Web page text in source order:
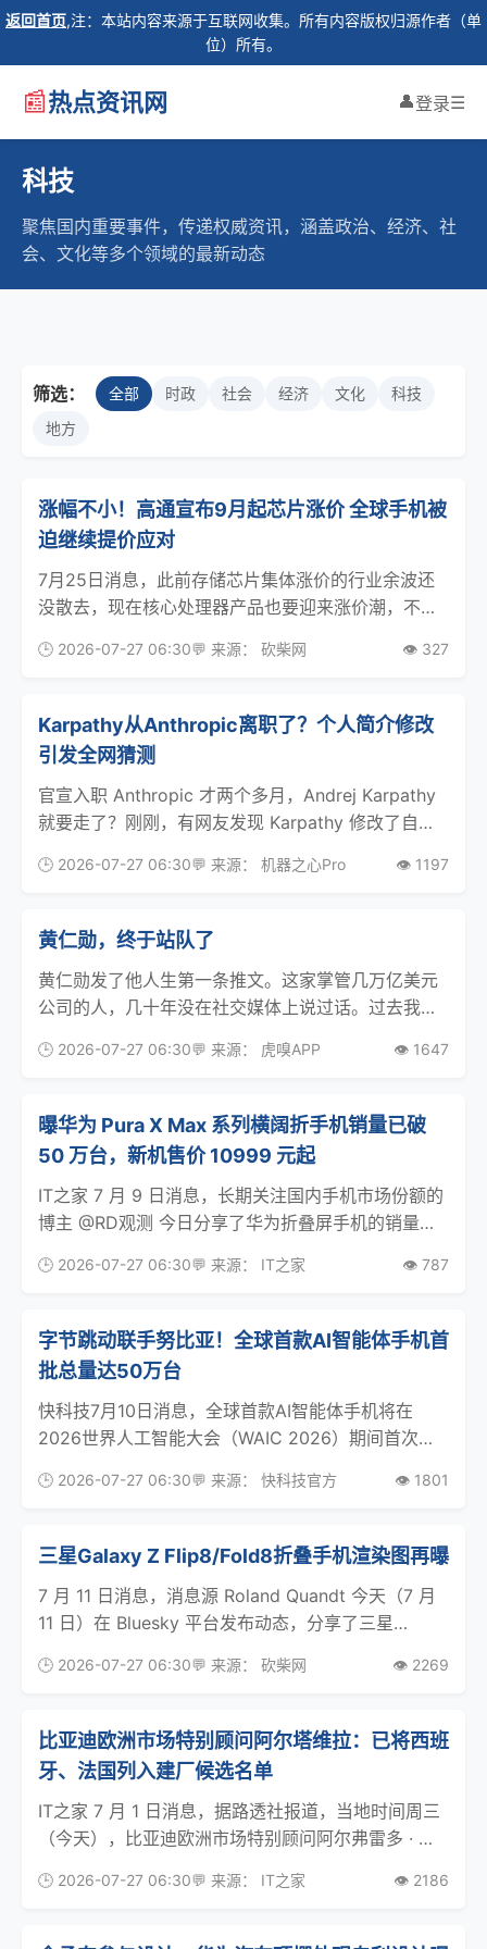
返回首页,注：本站内容来源于互联网收集。所有内容版权归源作者（单
位）所有。
📰热点资讯网 👤登录☰
科技
聚焦国内重要事件，传递权威资讯，涵盖政治、经济、社
会、文化等多个领域的最新动态
筛选： 全部 时政 社会 经济 文化
科技
地方
涨幅不小！高通宣布9月起芯片涨价 全球手机被
迫继续提价应对
7月25日消息，此前存储芯片集体涨价的行业余波还
没散去，现在核心处理器产品也要迎来涨价潮，不少
手机厂商来说，后续如果不继续上调终端产品售价，
最新报道
🕒 2026-07-27 06:30💬 来源： 砍柴网 👁️ 327
Karpathy从Anthropic离职了？个人简介修改
引发全网猜测
官宣入职 Anthropic 才两个多月，Andrej Karpathy
就要走了？刚刚，有网友发现 Karpathy 修改了自己
他的信息简介栏有着清晰的「Anthropic」字眼。有人
🕒 2026-07-27 06:30💬 来源： 机器之心Pro 👁️ 1197
黄仁勋，终于站队了
黄仁勋发了他人生第一条推文。这家掌管几万亿美元
公司的人，几十年没在社交媒体上说过话。过去我们
家高层会面。结果呢？7月24日，他突然出现在X上发
🕒 2026-07-27 06:30💬 来源： 虎嗅APP 👁️ 1647
曝华为 Pura X Max 系列横阔折手机销量已破
50 万台，新机售价 10999 元起
IT之家 7 月 9 日消息，长期关注国内手机市场份额的
博主 @RD观测 今日分享了华为折叠屏手机的销量情
28 日），华为 Pura X Max 约 23.54 万台、Pur
🕒 2026-07-27 06:30💬 来源： IT之家 👁️ 787
字节跳动联手努比亚！全球首款AI智能体手机首
批总量达50万台
快科技7月10日消息，全球首款AI智能体手机将在
2026世界人工智能大会（WAIC 2026）期间首次亮
由字节跳动联合中兴努比亚打造，目前已备货8万至
🕒 2026-07-27 06:30💬 来源： 快科技官方 👁️ 1801
三星Galaxy Z Flip8/Fold8折叠手机渲染图再曝
7 月 11 日消息，消息源 Roland Quandt 今天（7 月
11 日）在 Bluesky 平台发布动态，分享了三星
图。本次曝光的渲染图并未透露更多新线
🕒 2026-07-27 06:30💬 来源： 砍柴网 👁️ 2269
比亚迪欧洲市场特别顾问阿尔塔维拉：已将西班
牙、法国列入建厂候选名单
IT之家 7 月 1 日消息，据路透社报道，当地时间周三
（今天），比亚迪欧洲市场特别顾问阿尔弗雷多 · 阿
此前的消息称大众汽车拟大幅加码削减措施，为欧洲
🕒 2026-07-27 06:30💬 来源： IT之家 👁️ 2186